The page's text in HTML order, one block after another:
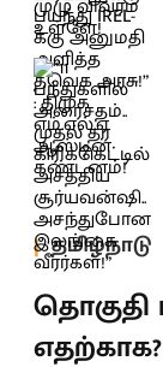
தமிழ்நாடு